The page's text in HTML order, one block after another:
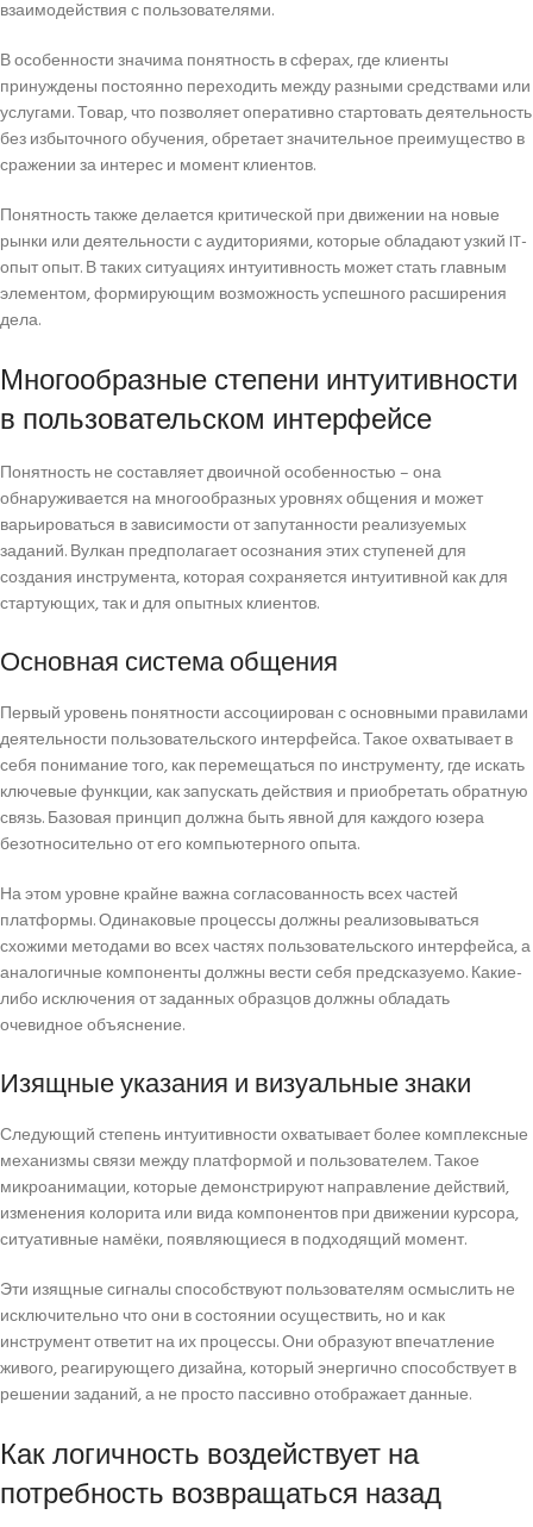
взаимодействия с пользователями.
В особенности значима понятность в сферах, где клиенты
принуждены постоянно переходить между разными средствами или
услугами. Товар, что позволяет оперативно стартовать деятельность
без избыточного обучения, обретает значительное преимущество в
сражении за интерес и момент клиентов.
Понятность также делается критической при движении на новые
рынки или деятельности с аудиториями, которые обладают узкий IT-
опыт опыт. В таких ситуациях интуитивность может стать главным
элементом, формирующим возможность успешного расширения
дела.
Многообразные степени интуитивности
в пользовательском интерфейсе
Понятность не составляет двоичной особенностью – она
обнаруживается на многообразных уровнях общения и может
варьироваться в зависимости от запутанности реализуемых
заданий. Вулкан предполагает осознания этих ступеней для
создания инструмента, которая сохраняется интуитивной как для
стартующих, так и для опытных клиентов.
Основная система общения
Первый уровень понятности ассоциирован с основными правилами
деятельности пользовательского интерфейса. Такое охватывает в
себя понимание того, как перемещаться по инструменту, где искать
ключевые функции, как запускать действия и приобретать обратную
связь. Базовая принцип должна быть явной для каждого юзера
безотносительно от его компьютерного опыта.
На этом уровне крайне важна согласованность всех частей
платформы. Одинаковые процессы должны реализовываться
схожими методами во всех частях пользовательского интерфейса, а
аналогичные компоненты должны вести себя предсказуемо. Какие-
либо исключения от заданных образцов должны обладать
очевидное объяснение.
Изящные указания и визуальные знаки
Следующий степень интуитивности охватывает более комплексные
механизмы связи между платформой и пользователем. Такое
микроанимации, которые демонстрируют направление действий,
изменения колорита или вида компонентов при движении курсора,
ситуативные намёки, появляющиеся в подходящий момент.
Эти изящные сигналы способствуют пользователям осмыслить не
исключительно что они в состоянии осуществить, но и как
инструмент ответит на их процессы. Они образуют впечатление
живого, реагирующего дизайна, который энергично способствует в
решении заданий, а не просто пассивно отображает данные.
Как логичность воздействует на
потребность возвращаться назад